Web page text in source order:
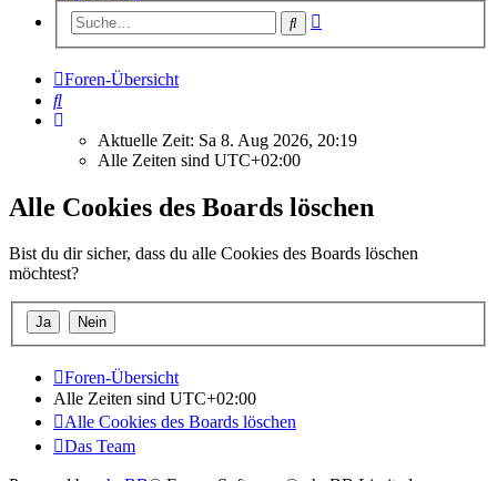
Suche
Foren-Übersicht
Suche
Aktuelle Zeit: Sa 8. Aug 2026, 20:19
Alle Zeiten sind UTC+02:00
Alle Cookies des Boards löschen
Bist du dir sicher, dass du alle Cookies des Boards löschen
möchtest?
Foren-Übersicht
Alle Zeiten sind UTC+02:00
Alle Cookies des Boards löschen
Das Team